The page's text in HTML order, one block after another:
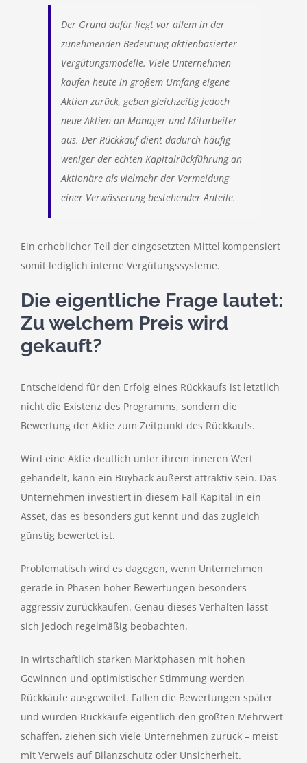
Der Grund dafür liegt vor allem in der
zunehmenden Bedeutung aktienbasierter
Vergütungsmodelle. Viele Unternehmen
kaufen heute in großem Umfang eigene
Aktien zurück, geben gleichzeitig jedoch
neue Aktien an Manager und Mitarbeiter
aus. Der Rückkauf dient dadurch häufig
weniger der echten Kapitalrückführung an
Aktionäre als vielmehr der Vermeidung
einer Verwässerung bestehender Anteile.
Ein erheblicher Teil der eingesetzten Mittel kompensiert
somit lediglich interne Vergütungssysteme.
Die eigentliche Frage lautet:
Zu welchem Preis wird
gekauft?
Entscheidend für den Erfolg eines Rückkaufs ist letztlich
nicht die Existenz des Programms, sondern die
Bewertung der Aktie zum Zeitpunkt des Rückkaufs.
Wird eine Aktie deutlich unter ihrem inneren Wert
gehandelt, kann ein Buyback äußerst attraktiv sein. Das
Unternehmen investiert in diesem Fall Kapital in ein
Asset, das es besonders gut kennt und das zugleich
günstig bewertet ist.
Problematisch wird es dagegen, wenn Unternehmen
gerade in Phasen hoher Bewertungen besonders
aggressiv zurückkaufen. Genau dieses Verhalten lässt
sich jedoch regelmäßig beobachten.
In wirtschaftlich starken Marktphasen mit hohen
Gewinnen und optimistischer Stimmung werden
Rückkäufe ausgeweitet. Fallen die Bewertungen später
und würden Rückkäufe eigentlich den größten Mehrwert
schaffen, ziehen sich viele Unternehmen zurück – meist
mit Verweis auf Bilanzschutz oder Unsicherheit.